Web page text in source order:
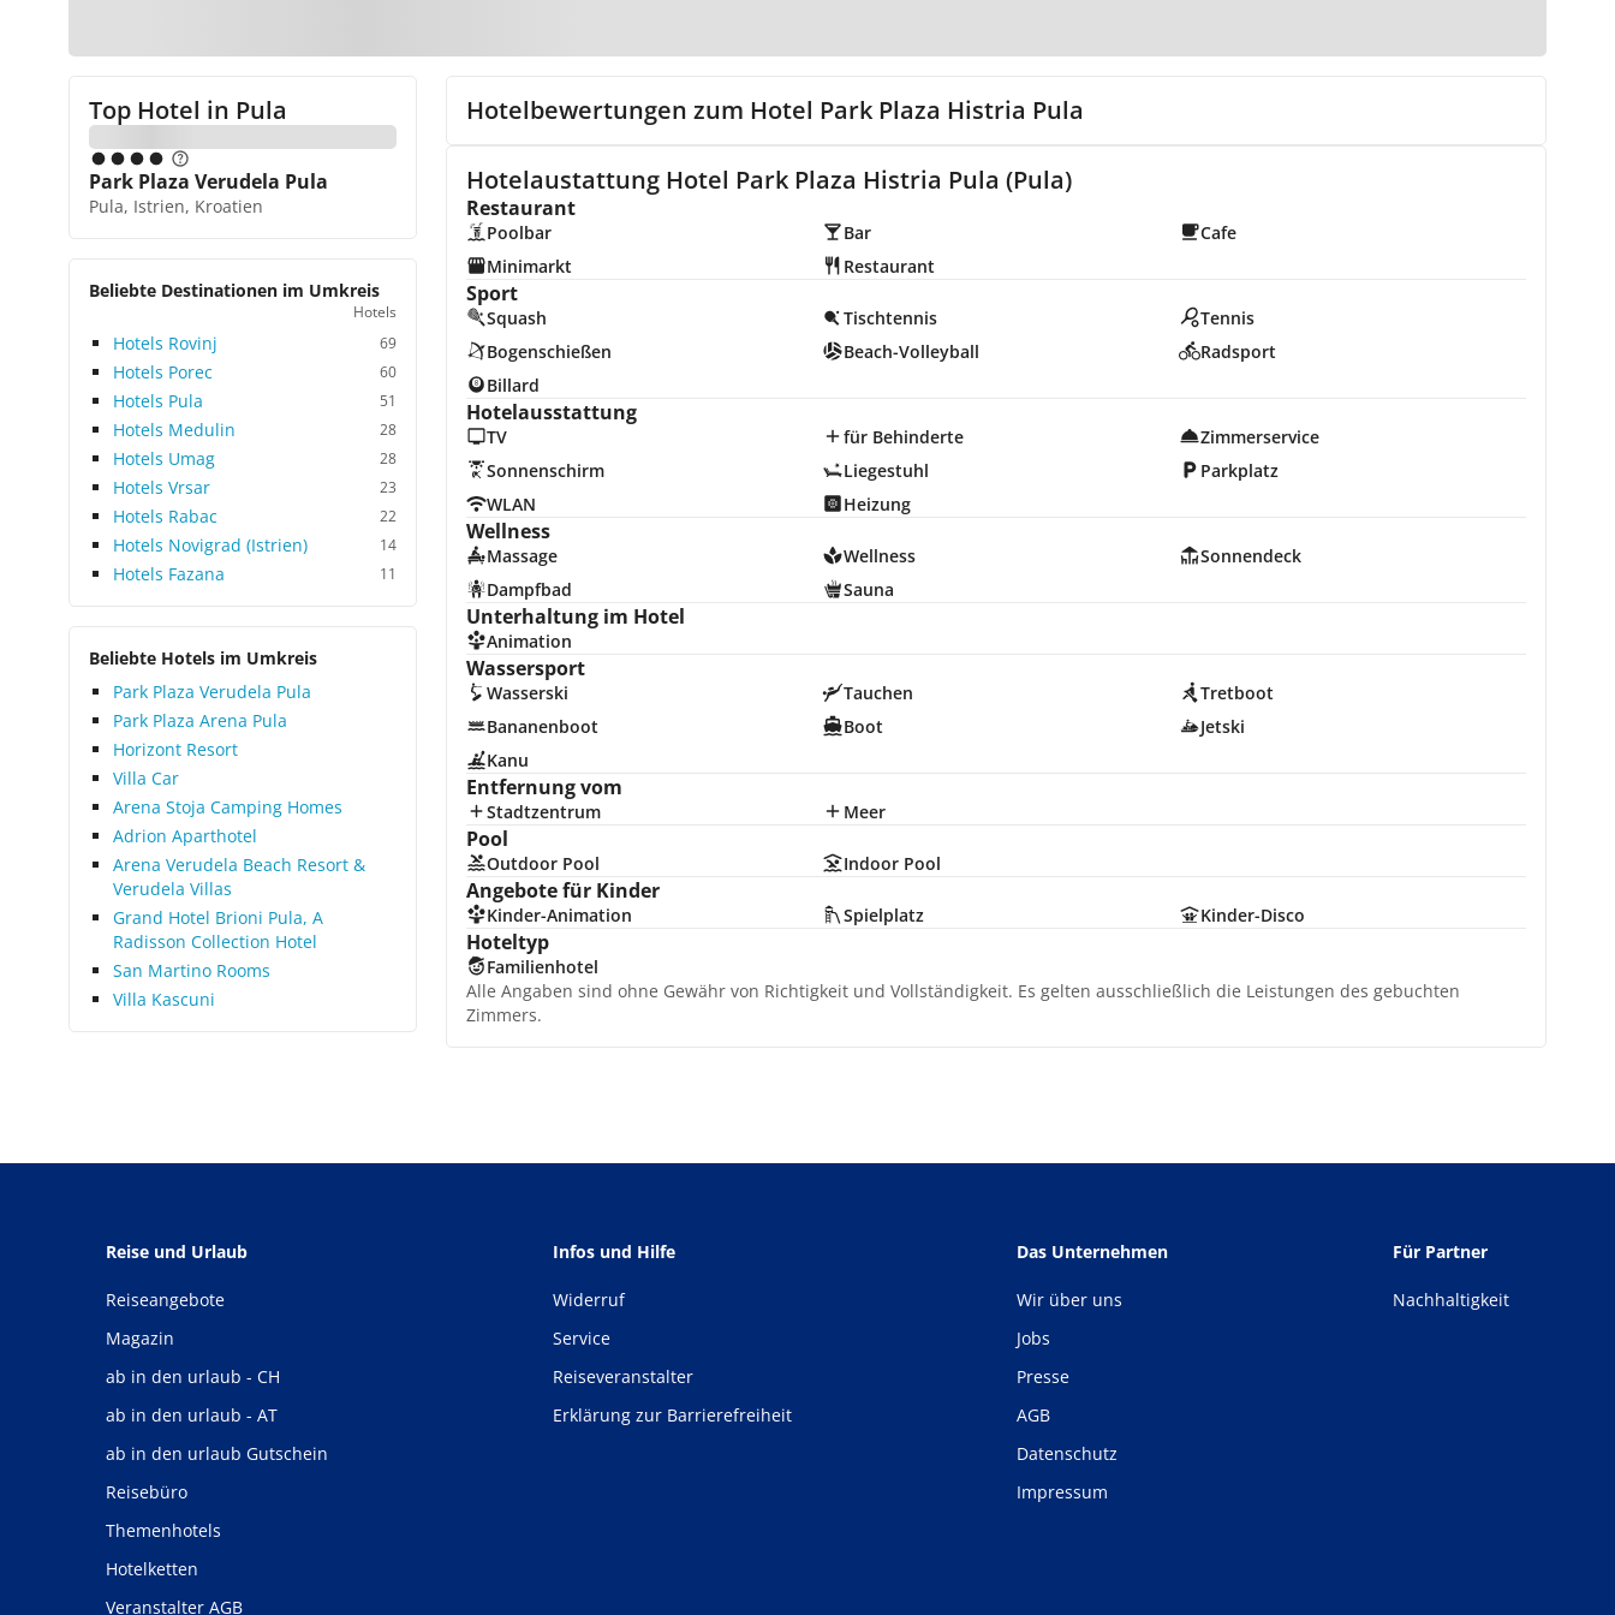
Top Hotel in Pula
Park Plaza Verudela Pula
Pula, Istrien, Kroatien
Beliebte Destinationen im Umkreis
Hotels
Hotels Rovinj 69
Hotels Porec 60
Hotels Pula 51
Hotels Medulin 28
Hotels Umag 28
Hotels Vrsar 23
Hotels Rabac 22
Hotels Novigrad (Istrien) 14
Hotels Fazana 11
Beliebte Hotels im Umkreis
Park Plaza Verudela Pula
Park Plaza Arena Pula
Horizont Resort
Villa Car
Arena Stoja Camping Homes
Adrion Aparthotel
Arena Verudela Beach Resort &
Verudela Villas
Grand Hotel Brioni Pula, A
Radisson Collection Hotel
San Martino Rooms
Villa Kascuni
Hotelbewertungen zum Hotel Park Plaza Histria Pula
Hotelaustattung Hotel Park Plaza Histria Pula (Pula)
Restaurant
Poolbar Bar
Cafe
Minimarkt
Restaurant
Sport
Squash Tischtennis
Tennis
Bogenschießen
Beach-Volleyball
Radsport
Billard
Hotelausstattung
TV für Behinderte
Zimmerservice
Sonnenschirm
Liegestuhl
Parkplatz
WLAN
Heizung
Wellness
Massage Wellness
Sonnendeck
Dampfbad
Sauna
Unterhaltung im Hotel
Animation
Wassersport
Wasserski Tauchen
Tretboot
Bananenboot
Boot
Jetski
Kanu
Entfernung vom
Stadtzentrum Meer
Pool
Outdoor Pool Indoor Pool
Angebote für Kinder
Kinder-Animation Spielplatz Kinder-Disco
Hoteltyp
Familienhotel
Alle Angaben sind ohne Gewähr von Richtigkeit und Vollständigkeit. Es gelten ausschließlich die Leistungen des gebuchten
Zimmers.
Reise und Urlaub
Reiseangebote
Magazin
ab in den urlaub - CH
ab in den urlaub - AT
ab in den urlaub Gutschein
Reisebüro
Themenhotels
Hotelketten
Veranstalter AGB
Infos und Hilfe
Widerruf
Service
Reiseveranstalter
Erklärung zur Barrierefreiheit
Das Unternehmen
Wir über uns
Jobs
Presse
AGB
Datenschutz
Impressum
Für Partner
Nachhaltigkeit